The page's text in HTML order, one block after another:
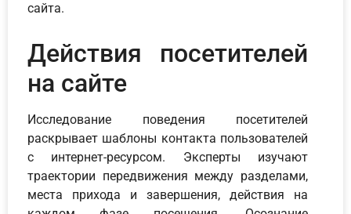
сайта.
Действия посетителей
на сайте
Исследование поведения посетителей
раскрывает шаблоны контакта пользователей
с интернет-ресурсом. Эксперты изучают
траектории передвижения между разделами,
места прихода и завершения, действия на